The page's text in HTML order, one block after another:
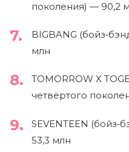
поколения) — 90,2
BIGBANG
млн
TOMORROW X
четвёртого
SEVENTEEN
53,3 млн